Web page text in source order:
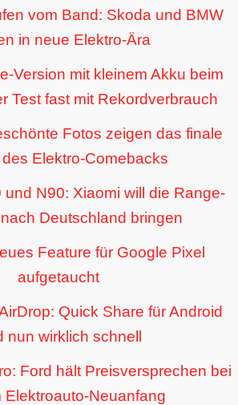
vom Band: Skoda und BMW
in neue Elektro-Ära
Version mit kleinem Akku beim
Test fast mit Rekordverbrauch
Fotos zeigen das finale
Elektro-Comebacks
N90: Xiaomi will die Range-
Deutschland bringen
Feature für Google Pixel
aufgetaucht
Quick Share für Android
nun wirklich schnell
Ford hält Preisversprechen bei
Elektroauto-Neuanfang